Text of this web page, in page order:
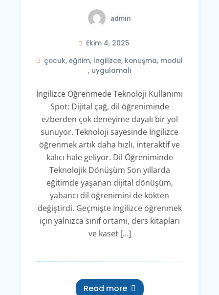
admin
Ekim 4, 2025
çocuk, eğitim, İngilizce, konuşma, modül
, uygulamalı
İngilizce Öğrenmede Teknoloji Kullanımı
Spot: Dijital çağ, dil öğreniminde
ezberden çok deneyime dayalı bir yol
sunuyor. Teknoloji sayesinde İngilizce
öğrenmek artık daha hızlı, interaktif ve
kalıcı hale geliyor. Dil Öğreniminde
Teknolojik Dönüşüm Son yıllarda
eğitimde yaşanan dijital dönüşüm,
yabancı dil öğrenimini de kökten
değiştirdi. Geçmişte İngilizce öğrenmek
için yalnızca sınıf ortamı, ders kitapları
ve kaset […]
Read more